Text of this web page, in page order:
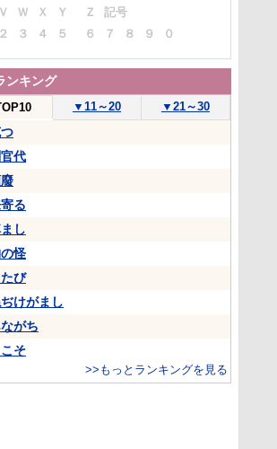
Ｖ Ｗ Ｘ Ｙ Ｚ
記号
２ ３ ４ ５ ６ ７ ８ ９ ０
ンキング
▼ 11～20 ▼ 21～30
代
る
し
怪
び
けがまし
がち
そ
>>もっとランキングを見る